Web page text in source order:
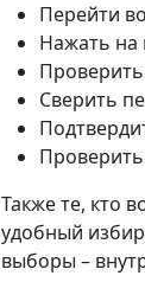
Перейти
Нажать на
Сверить
Проверить
Также те, кто
удобный
выборы –